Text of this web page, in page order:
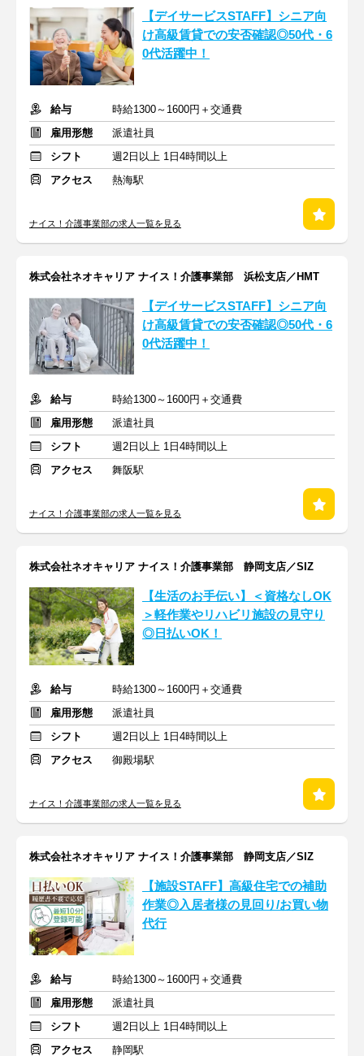
【デイサービスSTAFF】シニア向
け高級賃貸での安否確認◎50代・6
0代活躍中！
給与
時給1300～1600円＋交通費
雇用形態
派遣社員
シフト
週2日以上 1日4時間以上
アクセス
熱海駅
ナイス！介護事業部の求人一覧を見る
株式会社ネオキャリア ナイス！介護事業部 浜松支店／HMT
【デイサービスSTAFF】シニア向
け高級賃貸での安否確認◎50代・6
0代活躍中！
給与
時給1300～1600円＋交通費
雇用形態
派遣社員
シフト
週2日以上 1日4時間以上
アクセス
舞阪駅
ナイス！介護事業部の求人一覧を見る
株式会社ネオキャリア ナイス！介護事業部 静岡支店／SIZ
【生活のお手伝い】＜資格なしOK
＞軽作業やリハビリ施設の見守り
◎日払いOK！
給与
時給1300～1600円＋交通費
雇用形態
派遣社員
シフト
週2日以上 1日4時間以上
アクセス
御殿場駅
ナイス！介護事業部の求人一覧を見る
株式会社ネオキャリア ナイス！介護事業部 静岡支店／SIZ
【施設STAFF】高級住宅での補助
作業◎入居者様の見回り/お買い物
代行
給与
時給1300～1600円＋交通費
雇用形態
派遣社員
シフト
週2日以上 1日4時間以上
アクセス
静岡駅